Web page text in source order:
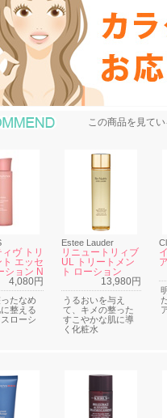
おすすめ商品
この商品を見て
ヴ トリ
エッセ
ション N
4,080円
たなめ
整える
ローシ
Estee Lauder
リニュートリィブ
UL トリートメン
ト ローション
13,980円
うるおいを与え
て、キメの整った
すこやかな肌に導
く化粧水